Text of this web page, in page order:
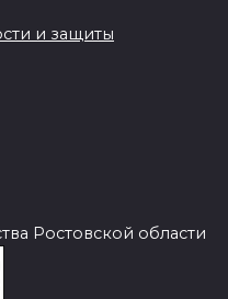
и защиты
Ростовской области